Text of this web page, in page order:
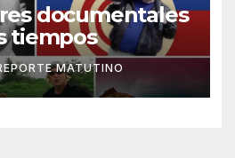
documentales
tiempos
MATUTINO